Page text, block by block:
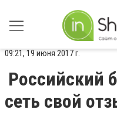
09:21, 19 июня 2017 г.
Российский
сеть свой